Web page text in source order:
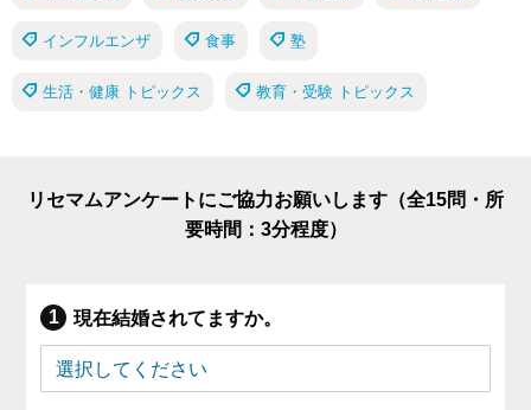
インフルエンザ 食事 塾
生活・健康 トピックス 教育・受験 トピックス
リセマムアンケートにご協力お願いします（全15問・所
要時間：3分程度）
現在結婚されてますか。